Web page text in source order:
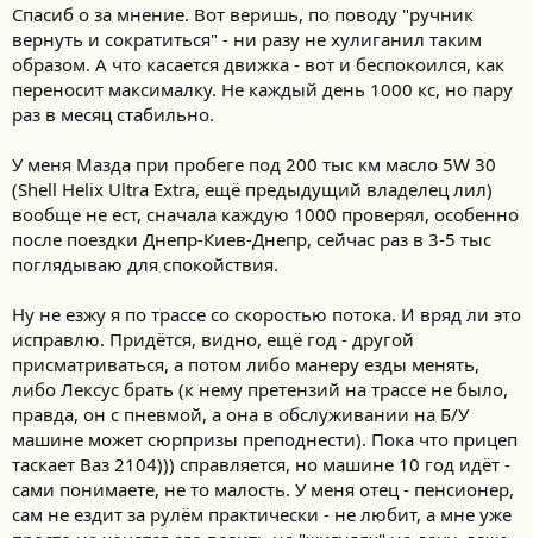
с
т
и
Спасиб о за мнение. Вот веришь, по поводу "ручник
вернуть и сократиться" - ни разу не хулиганил таким
образом. А что касается движка - вот и беспокоился, как
переносит максималку. Не каждый день 1000 кс, но пару
раз в месяц стабильно.
У меня Мазда при пробеге под 200 тыс км масло 5W 30
(Shell Helix Ultra Extra, ещё предыдущий владелец лил)
вообще не ест, сначала каждую 1000 проверял, особенно
после поездки Днепр-Киев-Днепр, сейчас раз в 3-5 тыс
поглядываю для спокойствия.
Ну не езжу я по трассе со скоростью потока. И вряд ли это
исправлю. Придётся, видно, ещё год - другой
присматриваться, а потом либо манеру езды менять,
либо Лексус брать (к нему претензий на трассе не было,
правда, он с пневмой, а она в обслуживании на Б/У
машине может сюрпризы преподнести). Пока что прицеп
таскает Ваз 2104))) справляется, но машине 10 год идёт -
сами понимаете, не то малость. У меня отец - пенсионер,
сам не ездит за рулём практически - не любит, а мне уже